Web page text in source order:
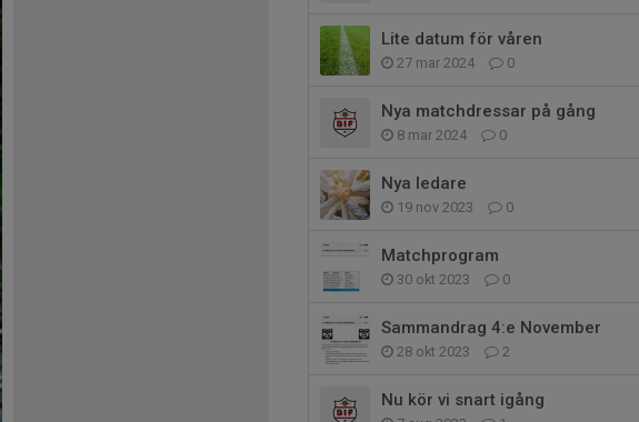
Lite datum för våren
27 mar 2024 0
Nya matchdressar på gång
8 mar 2024 0
Nya ledare
19 nov 2023 0
Matchprogram
30 okt 2023 0
Sammandrag 4:e November
28 okt 2023 2
Nu kör vi snart igång